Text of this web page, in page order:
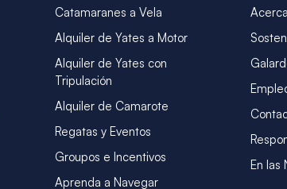
Catamaranes a Vela
Alquiler de Yates a Motor
Alquiler de Yates con
Tripulación
Alquiler de Camarote
Regatas y Eventos
Groupos e Incentivos
Aprenda a Navegar
En las